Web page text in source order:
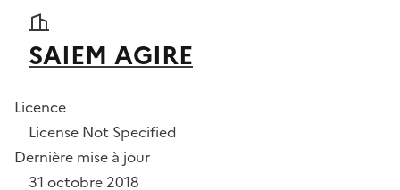
SAIEM AGIRE
Licence
License Not Specified
Dernière mise à jour
31 octobre 2018